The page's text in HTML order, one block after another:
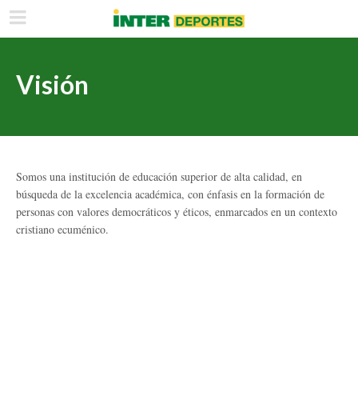
Visión
Somos una institución de educación superior de alta calidad, en
búsqueda de la excelencia académica, con énfasis en la formación de
personas con valores democráticos y éticos, enmarcados en un contexto
cristiano ecuménico.